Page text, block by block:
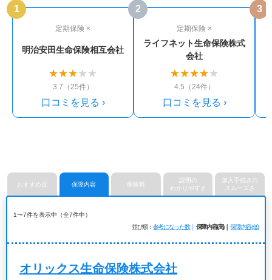
1
定期保険 ×
明治安田生命保険相互会社
★★★★ ★
3.7（25件）
口コミを見る ›
2
定期保険 ×
ライフネット生命保険株式
会社
★★★★★
4.5（24件）
口コミを見る ›
3
おすすめ度 保障内容 保険料
説明の
わかりやすさ
加入手続きの
スムーズさ
1〜7件を表示中（全7件中）
並び順
参考になった数 保障内容(高) 保障内容(低)
オリックス生命保険株式会社